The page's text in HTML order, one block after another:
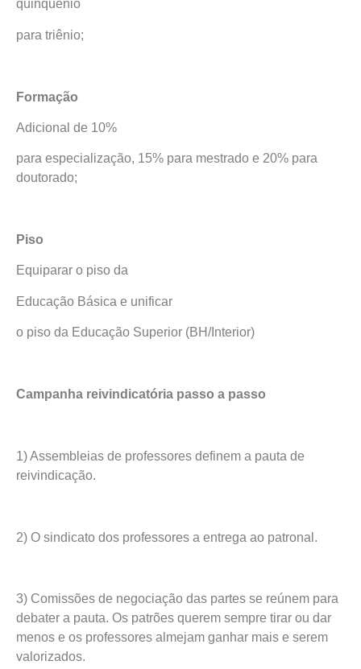
quinquênio
para triênio;
Formação
Adicional de 10%
para especialização, 15% para mestrado e 20% para
doutorado;
Piso
Equiparar o piso da
Educação Básica e unificar
o piso da Educação Superior (BH/Interior)
Campanha reivindicatória passo a passo
1) Assembleias de professores definem a pauta de
reivindicação.
2) O sindicato dos professores a entrega ao patronal.
3) Comissões de negociação das partes se reúnem para
debater a pauta. Os patrões querem sempre tirar ou dar
menos e os professores almejam ganhar mais e serem
valorizados.